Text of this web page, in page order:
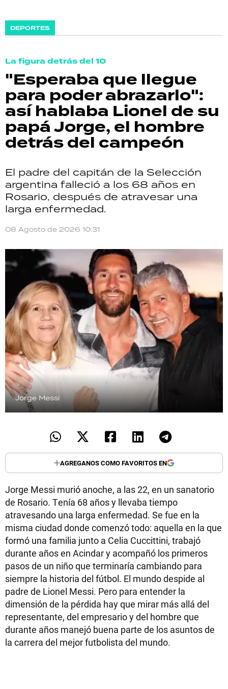
DEPORTES
La figura detrás del 10
"Esperaba que llegue
para poder abrazarlo":
así hablaba Lionel de su
papá Jorge, el hombre
detrás del campeón
El padre del capitán de la Selección
argentina falleció a los 68 años en
Rosario, después de atravesar una
larga enfermedad.
08 Agosto de 2026 10:31
Jorge Messi
AGREGANOS COMO FAVORITOS EN
Jorge Messi murió anoche, a las 22, en un sanatorio
de Rosario. Tenía 68 años y llevaba tiempo
atravesando una larga enfermedad. Se fue en la
misma ciudad donde comenzó todo: aquella en la que
formó una familia junto a Celia Cuccittini, trabajó
durante años en Acindar y acompañó los primeros
pasos de un niño que terminaría cambiando para
siempre la historia del fútbol. El mundo despide al
padre de Lionel Messi. Pero para entender la
dimensión de la pérdida hay que mirar más allá del
representante, del empresario y del hombre que
durante años manejó buena parte de los asuntos de
la carrera del mejor futbolista del mundo.